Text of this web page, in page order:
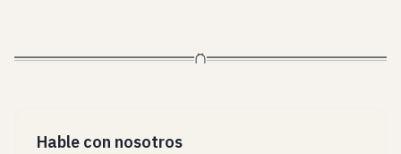
Hable con nosotros